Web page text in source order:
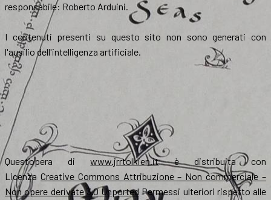
responsabile: Roberto Arduini.
I contenuti presenti su questo sito non sono generati con
l'ausilio dell'intelligenza artificiale.
Quest’opera diwww.jrrtolkien.itè distribuita con
Licenza Creative Commons Attribuzione – Non commerciale –
Non opere derivate 3.0 Unported Permessi ulteriori rispetto alle